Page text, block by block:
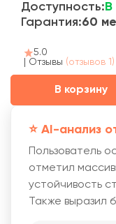
Доступность: В
Гарантия:60
5.0
Отзывы (отзывов 1)
В корзину
⭐️ AI-анализ
Пользователь
отметил
устойчивость
Также выразил